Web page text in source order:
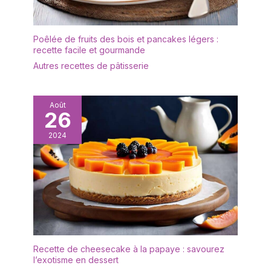
pour créer une ambiance
élégante et naturelle
vaisselle et arts de la
et robustes : Leur
offrent une vraie
sensation de qualité. Ce
set assiette robuste a
été conçu pour durer,
compléter vos vaisselle
et plats de service, et
résister à l’épreuve du
temps. À offrir ou à
s’offrir : Un service de
table durable et stylé,
parfait pour une
crémaillère, un mariage
ou tout simplement se
Poêlée de fruits des bois et pancakes légers :
recette facile et gourmande
Autres recettes de pâtisserie
Août
26
2024
Recette de cheesecake à la papaye : savourez
l’exotisme en dessert